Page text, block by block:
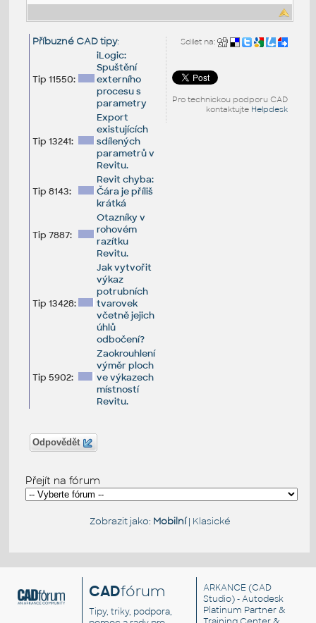
Sdílet na:
Pro technickou podporu CAD
kontaktujte Helpdesk
Příbuzné CAD tipy:
Tip 11550:
iLogic:
Spuštění
externího
procesu s
parametry
Tip 13241:
Export
existujících
sdílených
parametrů v
Revitu.
Tip 8143:
Revit chyba:
Čára je příliš
krátká
Tip 7887:
Otazníky v
rohovém
razítku
Revitu.
Tip 13428:
Jak vytvořit
výkaz
potrubních
tvarovek
včetně jejich
úhlů
odbočení?
Tip 5902:
Zaokrouhlení
výměr ploch
ve výkazech
místností
Revitu.
Odpovědět
Přejít na fórum
Zobrazit jako: Mobilní| Klasické
CADfórum
Tipy, triky, podpora,
ARKANCE (CAD
Studio) - Autodesk
Platinum Partner &